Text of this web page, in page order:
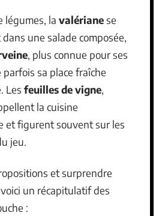
légumes, la valérianese
une salade composée,
, plus connue pour ses
sa place fraîche
Les feuilles de vigne,
la cuisine
et figurent souvent sur les
jeu.
et surprendre
un récapitulatif des
: